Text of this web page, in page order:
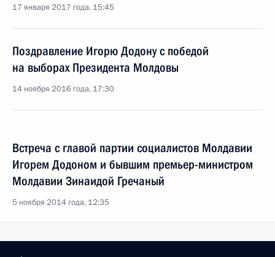
17 января 2017 года, 15:45
Поздравление Игорю Додону с победой
на выборах Президента Молдовы
14 ноября 2016 года, 17:30
Встреча с главой партии социалистов Молдавии
Игорем Додоном и бывшим премьер-министром
Молдавии Зинаидой Гречаный
5 ноября 2014 года, 12:35